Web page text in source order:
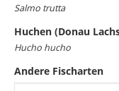
Salmo trutta
Huchen (Donau
Hucho hucho
Andere Fischarten